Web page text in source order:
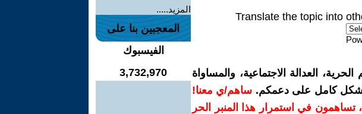
Translate the topic into
العدالة الاجتماعية، والمساواة
بشكل كامل على دعمكم. ساهم/ي معنا!
تساهمون في استمرار هذا المنبر الحر
المزيد.....
المعجبين بنا على
الفيسبوك
3,732,970